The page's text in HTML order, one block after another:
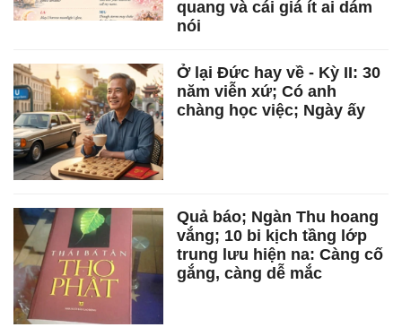
quang và cái giá ít ai dám
nói
Ở lại Đức hay về - Kỳ II: 30
năm viễn xứ; Có anh
chàng học việc; Ngày ấy
Quả báo; Ngàn Thu hoang
vắng; 10 bi kịch tầng lớp
trung lưu hiện na: Càng cố
gắng, càng dễ mắc